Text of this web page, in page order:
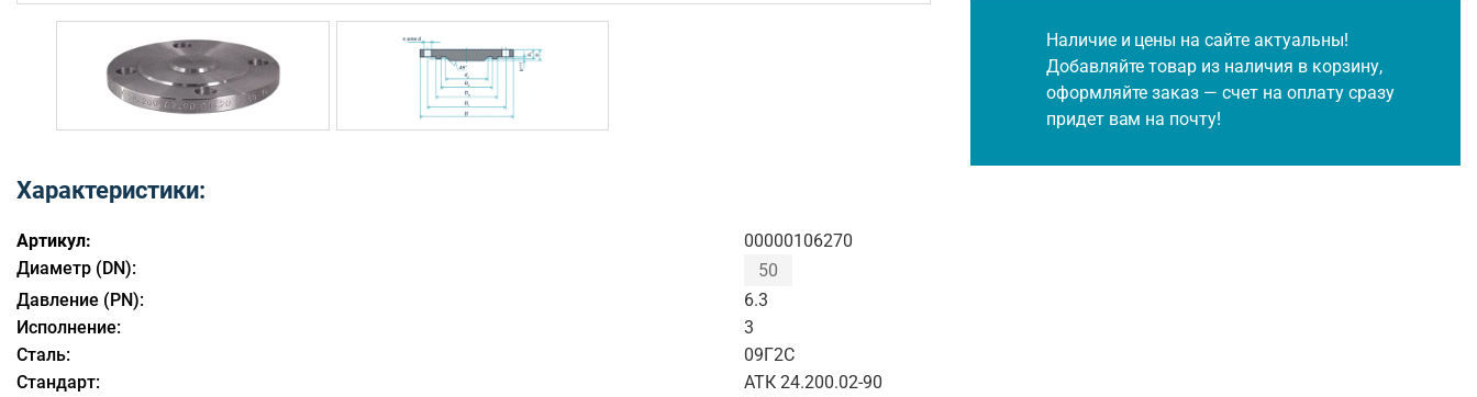
Характеристики:
Артикул:
00000106270
Диаметр (DN):
50
Давление (PN):
6.3
Исполнение:
3
Сталь:
09Г2С
Стандарт:
АТК 24.200.02-90
Наличие и цены на сайте актуальны!
Добавляйте товар из наличия в корзину,
оформляйте заказ — счет на оплату сразу
придет вам на почту!